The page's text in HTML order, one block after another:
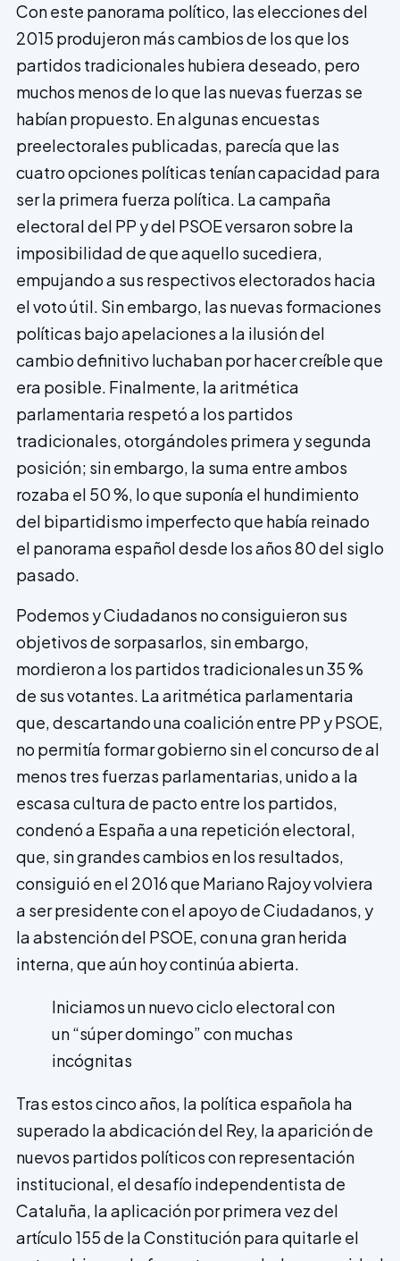
Con este panorama político, las elecciones del
2015 produjeron más cambios de los que los
partidos tradicionales hubiera deseado, pero
muchos menos de lo que las nuevas fuerzas se
habían propuesto. En algunas encuestas
preelectorales publicadas, parecía que las
cuatro opciones políticas tenían capacidad para
ser la primera fuerza política. La campaña
electoral del PP y del PSOE versaron sobre la
imposibilidad de que aquello sucediera,
empujando a sus respectivos electorados hacia
el voto útil. Sin embargo, las nuevas formaciones
políticas bajo apelaciones a la ilusión del
cambio definitivo luchaban por hacer creíble que
era posible. Finalmente, la aritmética
parlamentaria respetó a los partidos
tradicionales, otorgándoles primera y segunda
posición; sin embargo, la suma entre ambos
rozaba el 50 %, lo que suponía el hundimiento
del bipartidismo imperfecto que había reinado
el panorama español desde los años 80 del siglo
pasado.
Podemos y Ciudadanos no consiguieron sus
objetivos de sorpasarlos, sin embargo,
mordieron a los partidos tradicionales un 35 %
de sus votantes. La aritmética parlamentaria
que, descartando una coalición entre PP y PSOE,
no permitía formar gobierno sin el concurso de al
menos tres fuerzas parlamentarias, unido a la
escasa cultura de pacto entre los partidos,
condenó a España a una repetición electoral,
que, sin grandes cambios en los resultados,
consiguió en el 2016 que Mariano Rajoy volviera
a ser presidente con el apoyo de Ciudadanos, y
la abstención del PSOE, con una gran herida
interna, que aún hoy continúa abierta.
Iniciamos un nuevo ciclo electoral con
un “súper domingo” con muchas
incógnitas
Tras estos cinco años, la política española ha
superado la abdicación del Rey, la aparición de
nuevos partidos políticos con representación
institucional, el desafío independentista de
Cataluña, la aplicación por primera vez del
artículo 155 de la Constitución para quitarle el